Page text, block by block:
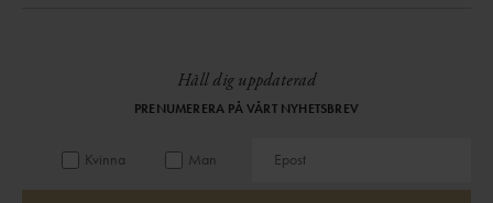
Håll dig uppdaterad
PRENUMERERA PÅ VÅRT NYHETSBREV
Kvinna Man